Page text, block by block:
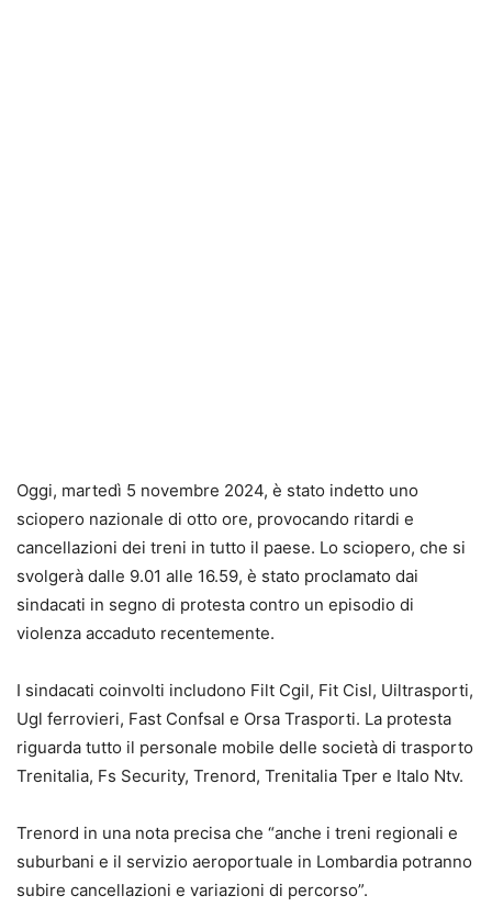
Oggi, martedì 5 novembre 2024, è stato indetto uno
sciopero nazionale di otto ore, provocando ritardi e
cancellazioni dei treni in tutto il paese. Lo sciopero, che si
svolgerà dalle 9.01 alle 16.59, è stato proclamato dai
sindacati in segno di protesta contro un episodio di
violenza accaduto recentemente.
I sindacati coinvolti includono Filt Cgil, Fit Cisl, Uiltrasporti,
Ugl ferrovieri, Fast Confsal e Orsa Trasporti. La protesta
riguarda tutto il personale mobile delle società di trasporto
Trenitalia, Fs Security, Trenord, Trenitalia Tper e Italo Ntv.
Trenord in una nota precisa che “anche i treni regionali e
suburbani e il servizio aeroportuale in Lombardia potranno
subire cancellazioni e variazioni di percorso”.